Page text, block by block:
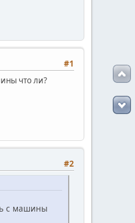
#1
что ли?
#2
с машины